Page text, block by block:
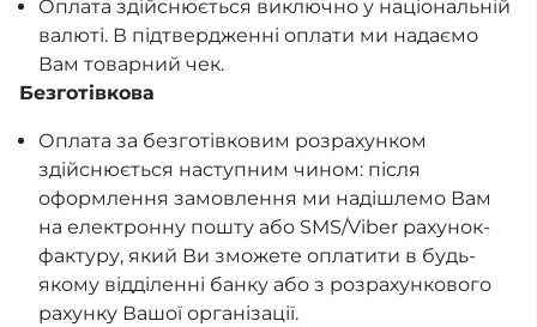
Оплата здійснюється виключно у національній
валюті. В підтвердженні оплати ми надаємо
Вам товарний чек.
Безготівкова
Оплата за безготівковим розрахунком
здійснюється наступним чином: після
оформлення замовлення ми надішлемо Вам
на електронну пошту або SMS/Viber рахунок-
фактуру, який Ви зможете оплатити в будь-
якому відділенні банку або з розрахункового
рахунку Вашої організації.